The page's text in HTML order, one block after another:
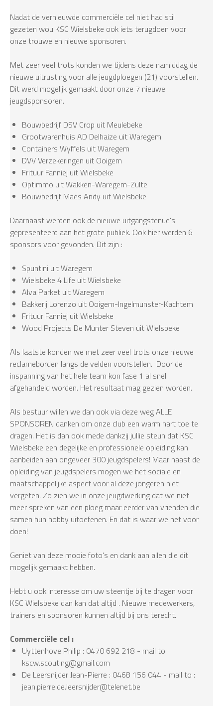
Nadat de vernieuwde commerciële cel niet had stil
gezeten wou KSC Wielsbeke ook iets terugdoen voor
onze trouwe en nieuwe sponsoren.
Met zeer veel trots konden we tijdens deze namiddag de
nieuwe uitrusting voor alle jeugdploegen (21) voorstellen.
Dit werd mogelijk gemaakt door onze 7 nieuwe
jeugdsponsoren.
Bouwbedrijf DSV Crop uit Meulebeke
Grootwarenhuis AD Delhaize uit Waregem
Containers Wyffels uit Waregem
DVV Verzekeringen uit Ooigem
Frituur Fanniej uit Wielsbeke
Optimmo uit Wakken-Waregem-Zulte
Bouwbedrijf Maes Andy uit Wielsbeke
Daarnaast werden ook de nieuwe uitgangstenue's
gepresenteerd aan het grote publiek. Ook hier werden 6
sponsors voor gevonden. Dit zijn :
Spuntini uit Waregem
Wielsbeke 4 Life uit Wielsbeke
Alva Parket uit Waregem
Bakkerij Lorenzo uit Ooigem-Ingelmunster-Kachtem
Frituur Fanniej uit Wielsbeke
Wood Projects De Munter Steven uit Wielsbeke
Als laatste konden we met zeer veel trots onze nieuwe
reclameborden langs de velden voorstellen. Door de
inspanning van het hele team kon fase 1 al snel
afgehandeld worden. Het resultaat mag gezien worden.
Als bestuur willen we dan ook via deze weg ALLE
SPONSOREN danken om onze club een warm hart toe te
dragen. Het is dan ook mede dankzij jullie steun dat KSC
Wielsbeke een degelijke en professionele opleiding kan
aanbeiden aan ongeveer 300 jeugdspelers! Maar naast de
opleiding van jeugdspelers mogen we het sociale en
maatschappelijke aspect voor al deze jongeren niet
vergeten. Zo zien we in onze jeugdwerking dat we niet
meer spreken van een ploeg maar eerder van vrienden die
samen hun hobby uitoefenen. En dat is waar we het voor
doen!
Geniet van deze mooie foto's en dank aan allen die dit
mogelijk gemaakt hebben.
Hebt u ook interesse om uw steentje bij te dragen voor
KSC Wielsbeke dan kan dat altijd . Nieuwe medewerkers,
trainers en sponsoren kunnen altijd bij ons terecht.
Commerciële cel :
Uyttenhove Philip : 0470 692 218 - mail to :
kscw.scouting@gmail.com
De Leersnijder Jean-Pierre : 0468 156 044 - mail to :
jean.pierre.de.leersnijder@telenet.be